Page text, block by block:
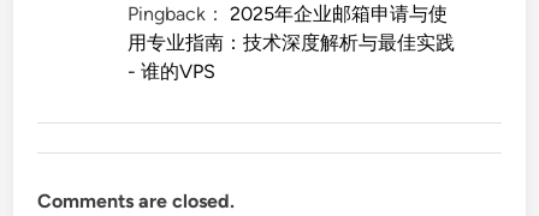
Pingback：2025年企业邮箱申请与使
用专业指南：技术深度解析与最佳实践
- 谁的VPS
Comments are closed.